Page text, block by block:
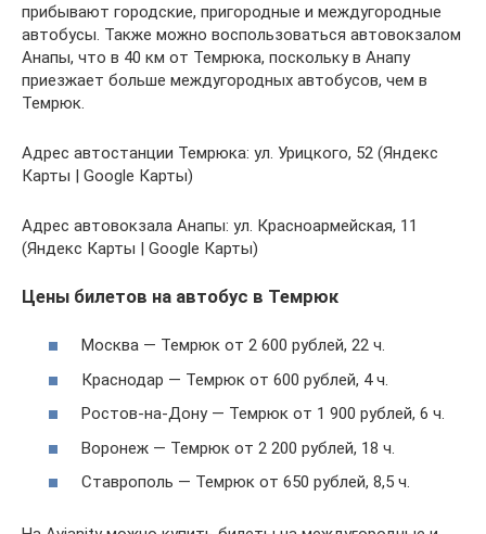
прибывают городские, пригородные и междугородные
автобусы. Также можно воспользоваться автовокзалом
Анапы, что в 40 км от Темрюка, поскольку в Анапу
приезжает больше междугородных автобусов, чем в
Темрюк.
Адрес автостанции Темрюка: ул. Урицкого, 52 (Яндекс
Карты | Google Карты)
Адрес автовокзала Анапы: ул. Красноармейская, 11
(Яндекс Карты | Google Карты)
Цены билетов на автобус в Темрюк
Москва — Темрюк от 2 600 рублей, 22 ч.
Краснодар — Темрюк от 600 рублей, 4 ч.
Ростов-на-Дону — Темрюк от 1 900 рублей, 6 ч.
Воронеж — Темрюк от 2 200 рублей, 18 ч.
Ставрополь — Темрюк от 650 рублей, 8,5 ч.